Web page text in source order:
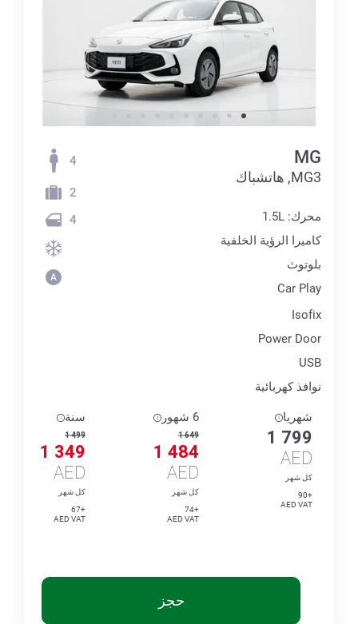
MG
MG3, هاتشباك
محرك: 1.5L
كاميرا الرؤية الخلفية
بلوتوث
Car Play
Isofix
Power Door
USB
نوافذ كهربائية
4
2
4
شهريا
1 799
AED
كل شهر
+90
AED VAT
6 شهور
1 649
1 484
AED
كل شهر
+74
AED VAT
سنة
1 499
1 349
AED
كل شهر
+67
AED VAT
حجز